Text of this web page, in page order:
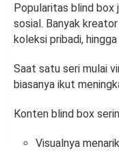
Popularitas blind box
sosial. Banyak
koleksi pribadi,
Saat satu seri mulai
biasanya ikut
Konten blind box
Visualnya menarik